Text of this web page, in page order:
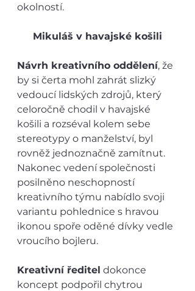
okolností.
Mikuláš v havajské košili
Návrh kreativního oddělení, že
by si čerta mohl zahrát slizký
vedoucí lidských zdrojů, který
celoročně chodil v havajské
košili a rozséval kolem sebe
stereotypy o manželství, byl
rovněž jednoznačně zamítnut.
Nakonec vedení společnosti
posilněno neschopností
kreativního týmu nabídlo svoji
variantu pohlednice s hravou
ikonou spoře oděné dívky vedle
vroucího bojleru.
Kreativní ředitel dokonce
koncept podpořil chytrou